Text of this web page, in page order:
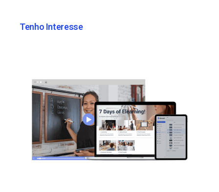
Tenho Interesse